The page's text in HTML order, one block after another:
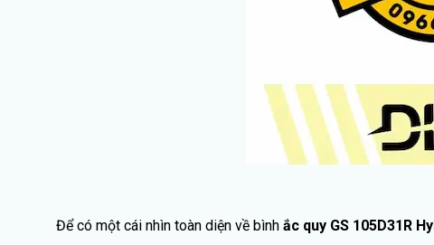
Để có một cái nhìn toàn diện về bình ắc quy GS 105D31R